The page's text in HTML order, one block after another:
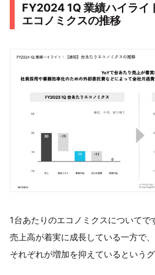
FY2024 1Q 業績ハイライ
エコノミクスの推移
1台あたりのエコノミクスについてで
売上高が着実に成長している一方で
それぞれが増加を抑えているというグ